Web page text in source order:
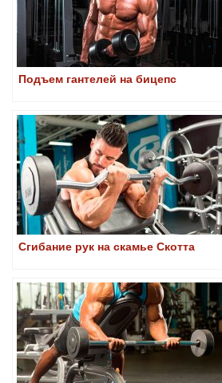
Подъем гантелей на бицепс
Сгибание рук на скамье Скотта